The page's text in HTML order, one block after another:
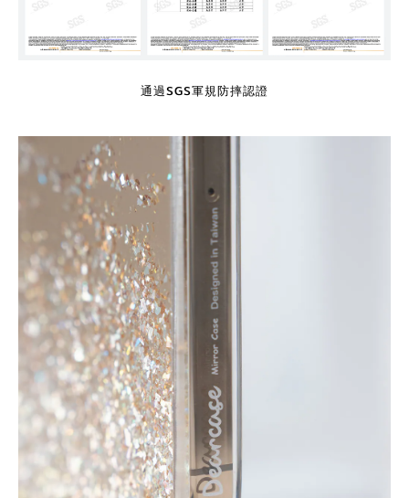
通過SGS軍規防摔認證